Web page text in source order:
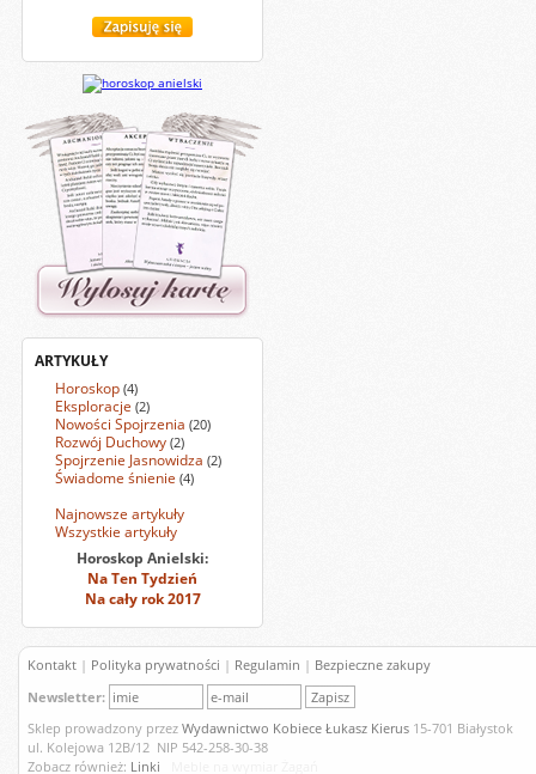
ARTYKUŁY
Horoskop (4)
Eksploracje (2)
Nowości Spojrzenia (20)
Rozwój Duchowy (2)
Spojrzenie Jasnowidza (2)
Świadome śnienie (4)
Najnowsze artykuły
Wszystkie artykuły
Horoskop Anielski:
Na Ten Tydzień
Na cały rok 2017
Kontakt | Polityka prywatności | Regulamin | Bezpieczne zakupy
Newsletter:
Sklep prowadzony przez Wydawnictwo Kobiece Łukasz Kierus 15-701 Białystok
ul. Kolejowa 12B/12 NIP 542-258-30-38
Zobacz również: Linki